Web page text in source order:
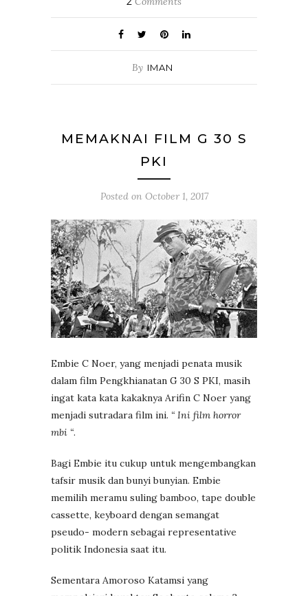
By IMAN
MEMAKNAI FILM G 30 S
PKI
Posted on October 1, 2017
Embie C Noer, yang menjadi penata musik
dalam film Pengkhianatan G 30 S PKI, masih
ingat kata kata kakaknya Arifin C Noer yang
menjadi sutradara film ini. “ Ini film horror
mbi “.
Bagi Embie itu cukup untuk mengembangkan
tafsir musik dan bunyi bunyian. Embie
memilih meramu suling bamboo, tape double
cassette, keyboard dengan semangat
pseudo- modern sebagai representative
politik Indonesia saat itu.
Sementara Amoroso Katamsi yang